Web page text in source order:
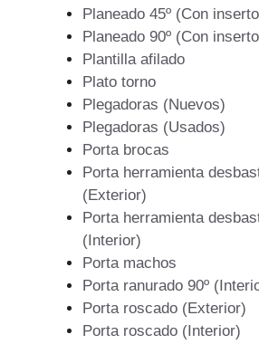
Planeado 45º (Con
Planeado 90º (Con
Plantilla afilado
Plato torno
Plegadoras (Nuevos)
Plegadoras (Usados)
Porta brocas
Porta herramienta
(Exterior)
Porta herramienta
(Interior)
Porta machos
Porta ranurado 90º
Porta roscado (Exterior)
Porta roscado (Interior)